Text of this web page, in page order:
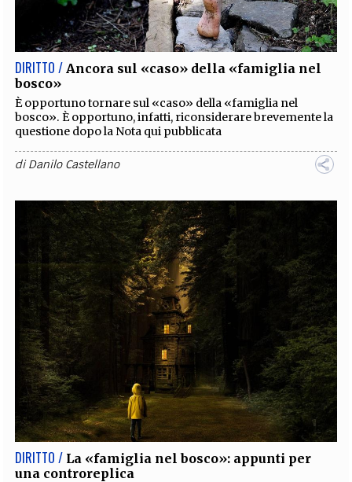
EXTRA
CODICI RUBRICHE LIBRI PROCEEDINGS PUBBLICITÀ CONTATTI
SOCIAL MEDIA
DIRITTO / Ancora sul «caso» della «famiglia nel
bosco»
È opportuno tornare sul «caso» della «famiglia nel
bosco». È opportuno, infatti, riconsiderare brevemente la
questione dopo la Nota qui pubblicata
diDanilo Castellano
DIRITTO / La «famiglia nel bosco»: appunti per
una controreplica